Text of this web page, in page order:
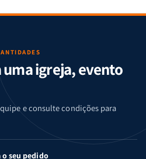
igreja, evento
e consulte condições para
seu pedido